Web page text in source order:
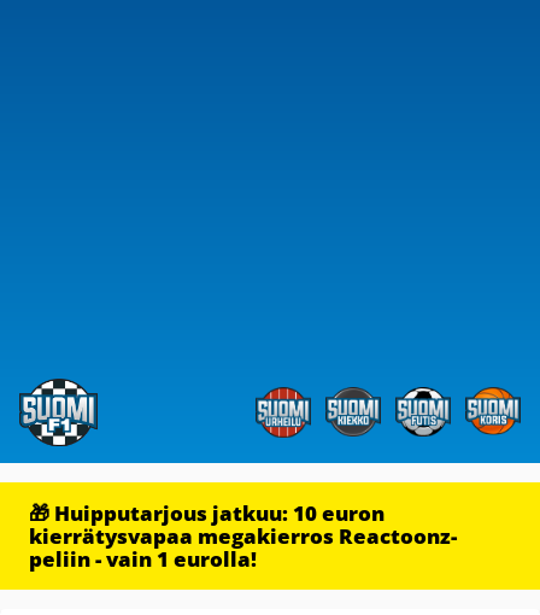
🎁 Huipputarjous jatkuu: 10 euron
kierrätysvapaa megakierros Reactoonz-
peliin - vain 1 eurolla!